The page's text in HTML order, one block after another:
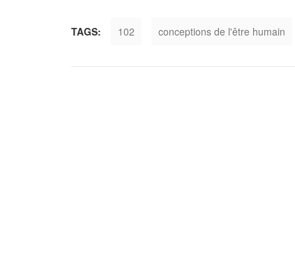
TAGS: 102 conceptions de l'être humain